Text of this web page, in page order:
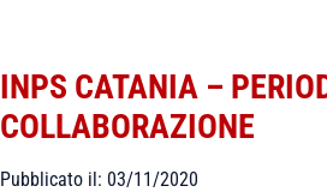
INPS CATANIA –
COLLABORAZIONE
Pubblicato il: 03/11/2020